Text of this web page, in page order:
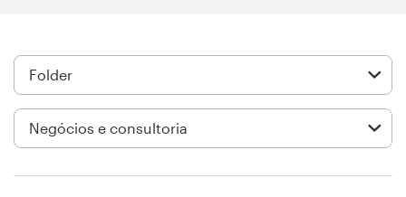
Cartão de visita
Design de site
Manual de identidade da marca